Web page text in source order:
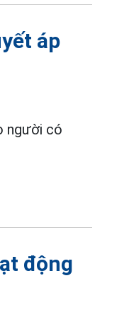
áp
người có
động